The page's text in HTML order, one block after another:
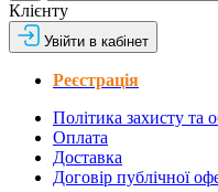
Клієнту
Увійти в кабінет
Реєстрація
Політика захисту та
Оплата
Доставка
Договір публічної